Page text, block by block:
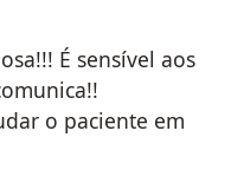
É sensível aos
o paciente em